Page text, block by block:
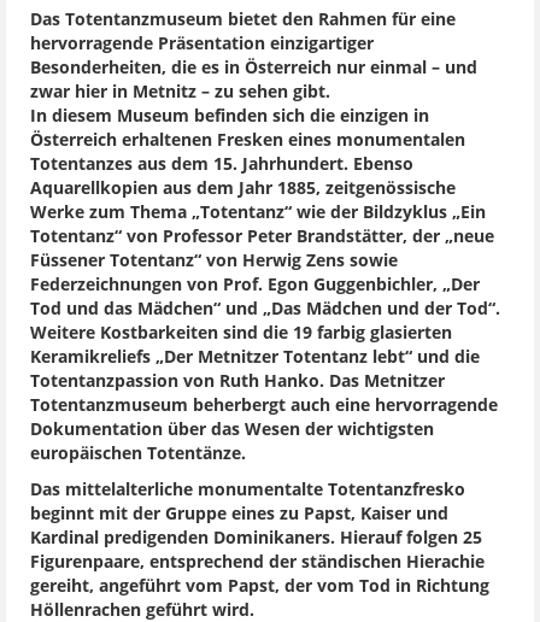
Das Totentanzmuseum bietet den Rahmen für eine
hervorragende Präsentation einzigartiger
Besonderheiten, die es in Österreich nur einmal – und
zwar hier in Metnitz – zu sehen gibt.
In diesem Museum befinden sich die einzigen in
Österreich erhaltenen Fresken eines monumentalen
Totentanzes aus dem 15. Jahrhundert. Ebenso
Aquarellkopien aus dem Jahr 1885, zeitgenössische
Werke zum Thema „Totentanz“ wie der Bildzyklus „Ein
Totentanz“ von Professor Peter Brandstätter, der „neue
Füssener Totentanz“ von Herwig Zens sowie
Federzeichnungen von Prof. Egon Guggenbichler, „Der
Tod und das Mädchen“ und „Das Mädchen und der Tod“.
Weitere Kostbarkeiten sind die 19 farbig glasierten
Keramikreliefs „Der Metnitzer Totentanz lebt“ und die
Totentanzpassion von Ruth Hanko. Das Metnitzer
Totentanzmuseum beherbergt auch eine hervorragende
Dokumentation über das Wesen der wichtigsten
europäischen Totentänze.
Das mittelalterliche monumentalte Totentanzfresko
beginnt mit der Gruppe eines zu Papst, Kaiser und
Kardinal predigenden Dominikaners. Hierauf folgen 25
Figurenpaare, entsprechend der ständischen Hierachie
gereiht, angeführt vom Papst, der vom Tod in Richtung
Höllenrachen geführt wird.